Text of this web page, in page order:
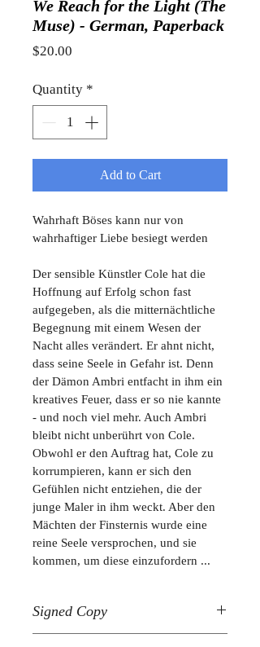
We Reach for the Light (The
Muse) - German, Paperback
$20.00
Quantity *
Add to Cart
Wahrhaft Böses kann nur von
wahrhaftiger Liebe besiegt werden
Der sensible Künstler Cole hat die
Hoffnung auf Erfolg schon fast
aufgegeben, als die mitternächtliche
Begegnung mit einem Wesen der
Nacht alles verändert. Er ahnt nicht,
dass seine Seele in Gefahr ist. Denn
der Dämon Ambri entfacht in ihm ein
kreatives Feuer, dass er so nie kannte
- und noch viel mehr. Auch Ambri
bleibt nicht unberührt von Cole.
Obwohl er den Auftrag hat, Cole zu
korrumpieren, kann er sich den
Gefühlen nicht entziehen, die der
junge Maler in ihm weckt. Aber den
Mächten der Finsternis wurde eine
reine Seele versprochen, und sie
kommen, um diese einzufordern ...
Signed Copy